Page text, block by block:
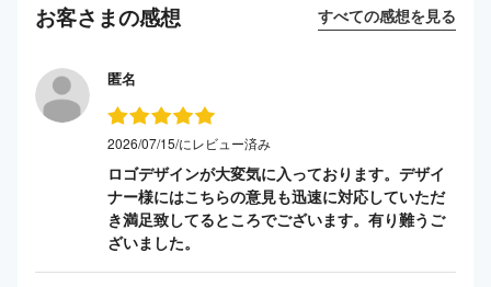
お客さまの感想 すべての感想を見る
匿名
2026/07/15/にレビュー済み
ロゴデザインが大変気に入っております。デザイ
ナー様にはこちらの意見も迅速に対応していただ
き満足致してるところでございます。有り難うご
ざいました。